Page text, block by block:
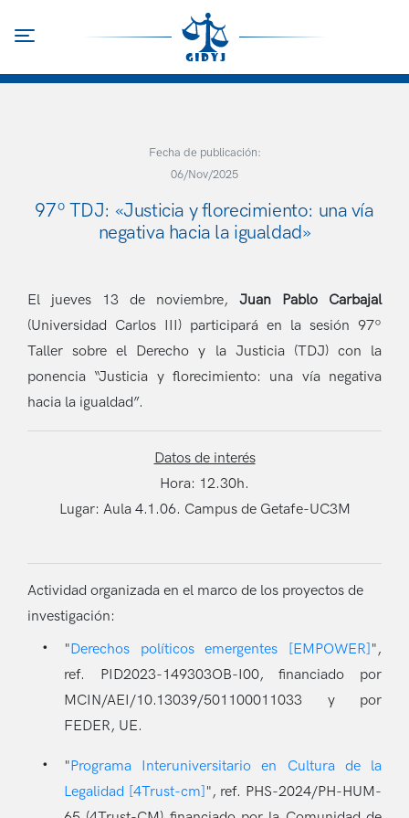
principal
Fecha de publicación:
06/Nov/2025
97º TDJ: «Justicia y florecimiento: una vía
negativa hacia la igualdad»
El jueves 13 de noviembre, Juan Pablo Carbajal
(Universidad Carlos III) participará en la sesión 97º
Taller sobre el Derecho y la Justicia (TDJ) con la
ponencia “Justicia y florecimiento: una vía negativa
hacia la igualdad”.
Datos de interés
Hora: 12.30h.
Lugar: Aula 4.1.06. Campus de Getafe-UC3M
Actividad organizada en el marco de los proyectos de
investigación:
"Derechos políticos emergentes [EMPOWER] ",
ref. PID2023-149303OB-I00, financiado por
MCIN/AEI/10.13039/501100011033 y por
FEDER, UE.
"Programa Interuniversitario en Cultura de la
Legalidad [4Trust-cm] ", ref. PHS-2024/PH-HUM-